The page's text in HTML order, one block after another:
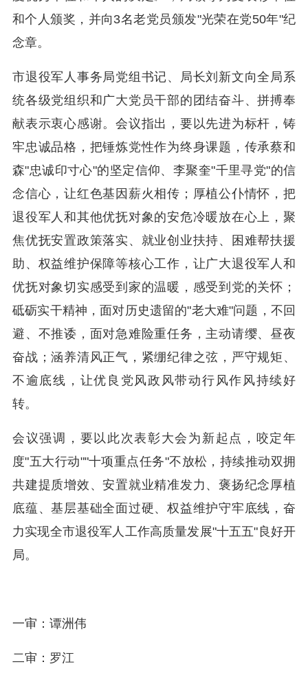
和个人颁奖，并向3名老党员颁发"光荣在党50年"纪
念章。
市退役军人事务局党组书记、局长刘新文向全局系
统各级党组织和广大党员干部的团结奋斗、拼搏奉
献表示衷心感谢。会议指出，要以先进为标杆，铸
牢忠诚品格，把锤炼党性作为终身课题，传承蔡和
森"忠诚印寸心"的坚定信仰、李聚奎"千里寻党"的信
念信心，让红色基因薪火相传；厚植公仆情怀，把
退役军人和其他优抚对象的安危冷暖放在心上，聚
焦优抚安置政策落实、就业创业扶持、困难帮扶援
助、权益维护保障等核心工作，让广大退役军人和
优抚对象切实感受到家的温暖，感受到党的关怀；
砥砺实干精神，面对历史遗留的"老大难"问题，不回
避、不推诿，面对急难险重任务，主动请缨、昼夜
奋战；涵养清风正气，紧绷纪律之弦，严守规矩、
不逾底线，让优良党风政风带动行风作风持续好
转。
会议强调，要以此次表彰大会为新起点，咬定年
度"五大行动""十项重点任务"不放松，持续推动双拥
共建提质增效、安置就业精准发力、褒扬纪念厚植
底蕴、基层基础全面过硬、权益维护守牢底线，奋
力实现全市退役军人工作高质量发展"十五五"良好开
局。
一审：谭洲伟
二审：罗江